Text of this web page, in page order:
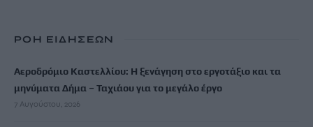
ΡΟΗ ΕΙΔΗΣΕΩΝ
Αεροδρόμιο Καστελλίου: Η ξενάγηση στο εργοτάξιο και τα
μηνύματα Δήμα – Ταχιάου για το μεγάλο έργο
7 Αυγούστου, 2026